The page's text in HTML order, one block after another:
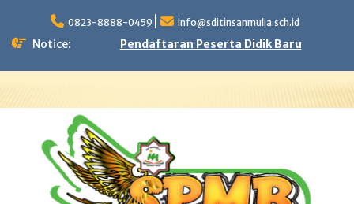
content
0823-8888-0459 info@sditinsanmulia.sch.id
Notice: Pendaftaran Peserta Didik Baru